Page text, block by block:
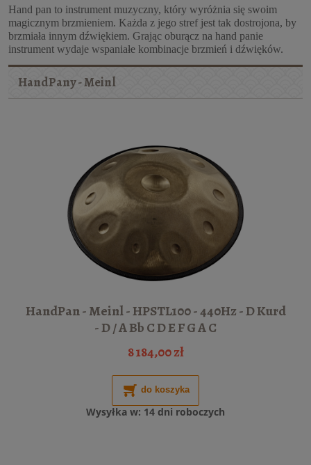
Hand pan to instrument muzyczny, który wyróżnia się swoim
magicznym brzmieniem. Każda z jego stref jest tak dostrojona, by
brzmiała innym dźwiękiem. Grając oburącz na hand panie
instrument wydaje wspaniałe kombinacje brzmień i dźwięków.
HandPany - Meinl
HandPan - Meinl - HPSTL100 - 440Hz - D Kurd
- D / A Bb C D E F G A C
8 184,00 zł
do koszyka
Wysyłka w: 14 dni roboczych